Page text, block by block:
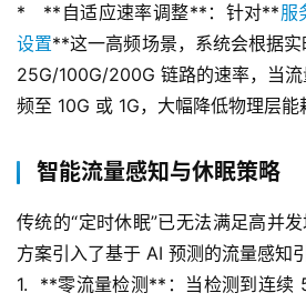
*   **自适应速率调整**：针对**服
设置**这一高频场景，系统会根据
25G/100G/200G 链路的速率，当
频至 10G 或 1G，大幅降低物理层能
智能流量感知与休眠策略
传统的“定时休眠”已无法满足高并
方案引入了基于 AI 预测的流量感知引
1.  **零流量检测**：当检测到连续